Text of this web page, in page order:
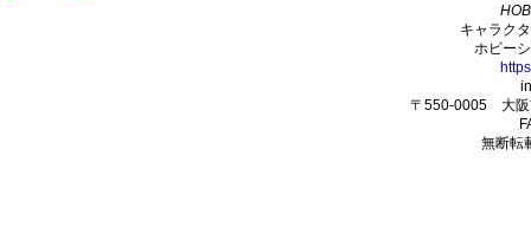
キャラク
ホビー
〒550-0005 大阪
無断転